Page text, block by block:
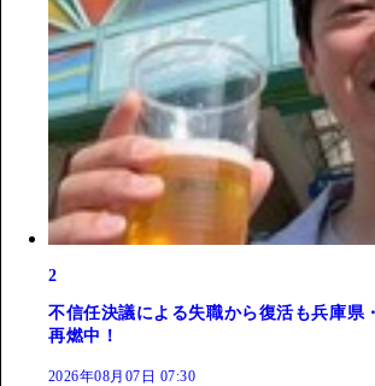
2
不信任決議による失職から復活も兵庫県
再燃中！
2026年08月07日 07:30